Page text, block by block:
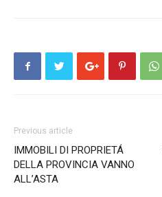
Previous article
IMMOBILI DI PROPRIETÁ
DELLA PROVINCIA VANNO
ALL’ASTA